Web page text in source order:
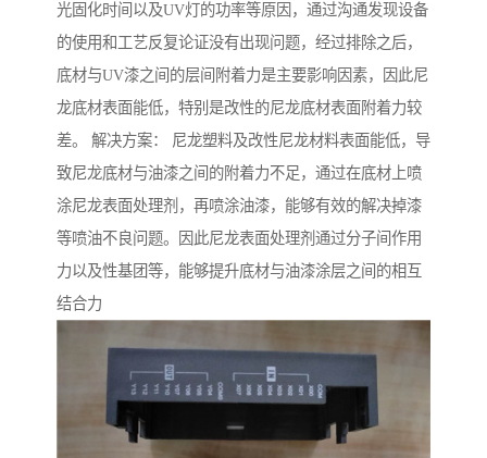
光固化时间以及UV灯的功率等原因，通过沟通发现设备
的使用和工艺反复论证没有出现问题，经过排除之后，
底材与UV漆之间的层间附着力是主要影响因素，因此尼
龙底材表面能低，特别是改性的尼龙底材表面附着力较
差。 解决方案： 尼龙塑料及改性尼龙材料表面能低，导
致尼龙底材与油漆之间的附着力不足，通过在底材上喷
涂尼龙表面处理剂，再喷涂油漆，能够有效的解决掉漆
等喷油不良问题。因此尼龙表面处理剂通过分子间作用
力以及性基团等，能够提升底材与油漆涂层之间的相互
结合力